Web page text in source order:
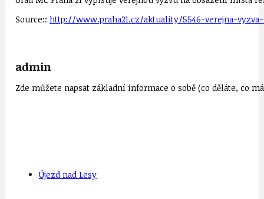
Source:: http://www.praha21.cz/aktuality/5546-verejna-
admin
Zde můžete napsat základní informace o sobě (co děláte, co
Újezd nad Lesy